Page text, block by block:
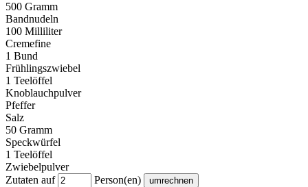
500 Gramm
Bandnudeln
100 Milliliter
Cremefine
1 Bund
Frühlingszwiebel
1 Teelöffel
Knoblauchpulver
Pfeffer
Salz
50 Gramm
Speckwürfel
1 Teelöffel
Zwiebelpulver
Zutaten auf
Person(en)